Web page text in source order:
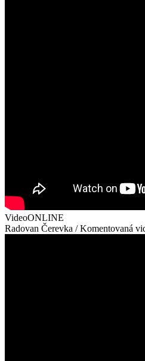
VideoONLINE
Radovan Čerevka / Komentovaná